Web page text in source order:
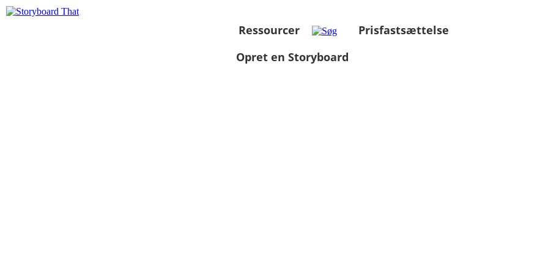
Ressourcer
Prisfastsættelse
Opret en Storyboard